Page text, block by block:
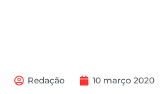
Redação 10 março 2020